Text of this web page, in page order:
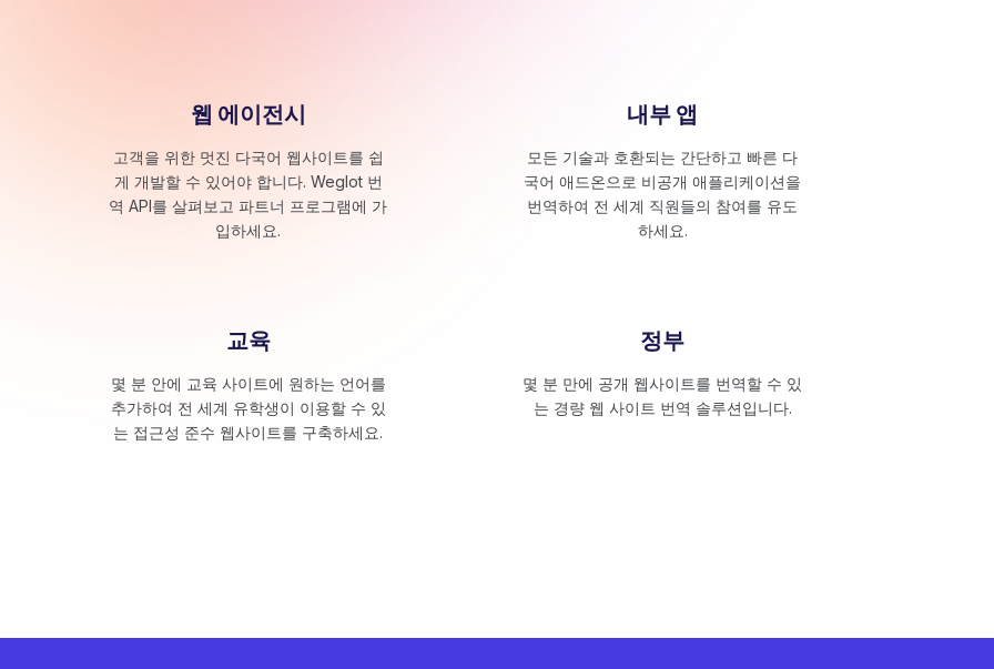
웹 에이전시
고객을 위한 멋진 다국어 웹사이트를 쉽
게 개발할 수 있어야 합니다. Weglot 번
역 API를 살펴보고 파트너 프로그램에 가
입하세요.
내부 앱
모든 기술과 호환되는 간단하고 빠른 다
국어 애드온으로 비공개 애플리케이션을
번역하여 전 세계 직원들의 참여를 유도
하세요.
교육
몇 분 안에 교육 사이트에 원하는 언어를
추가하여 전 세계 유학생이 이용할 수 있
는 접근성 준수 웹사이트를 구축하세요.
정부
몇 분 만에 공개 웹사이트를 번역할 수 있
는 경량 웹 사이트 번역 솔루션입니다.